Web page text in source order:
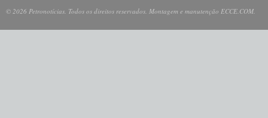
© 2026 Petronotícias. Todos os direitos reservados. Montagem e manutenção ECCE.COM.